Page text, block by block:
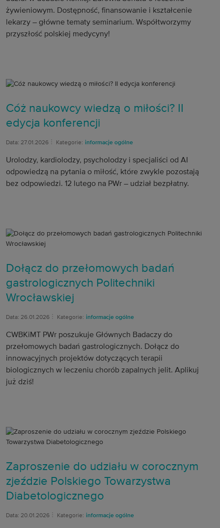
żywieniowym. Dostępność, finansowanie i kształcenie
lekarzy – główne tematy seminarium. Współtworzymy
przyszłość polskiej medycyny!
Cóż naukowcy wiedzą o miłości? II
edycja konferencji
Data: 27.01.2026 Kategorie: informacje ogólne
Urolodzy, kardiolodzy, psycholodzy i specjaliści od AI
odpowiedzą na pytania o miłość, które zwykle pozostają
bez odpowiedzi. 12 lutego na PWr – udział bezpłatny.
Dołącz do przełomowych badań
gastrologicznych Politechniki
Wrocławskiej
Data: 26.01.2026 Kategorie: informacje ogólne
CWBKiMT PWr poszukuje Głównych Badaczy do
przełomowych badań gastrologicznych. Dołącz do
innowacyjnych projektów dotyczących terapii
biologicznych w leczeniu chorób zapalnych jelit. Aplikuj
już dziś!
Zaproszenie do udziału w corocznym
zjeździe Polskiego Towarzystwa
Diabetologicznego
Data: 20.01.2026 Kategorie: informacje ogólne